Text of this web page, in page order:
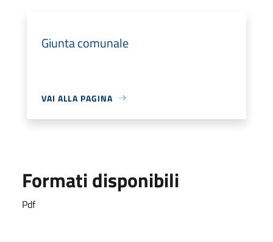
Giunta comunale
VAI ALLA PAGINA
Formati disponibili
Pdf